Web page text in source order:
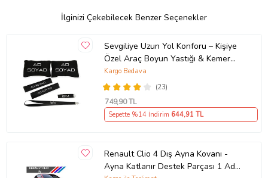
İlginizi Çekebilecek Benzer Seçenekler
Sevgiliye Uzun Yol Konforu – Kişiye
Özel Araç Boyun Yastığı & Kemer
Pedi Hediye Seti
(23)
Kargo Bedava
749,90 TL
Sepette %14 İndirim 644,91 TL
Renault Clio 4 Dış Ayna Kovanı -
Ayna Katlanır Destek Parçası 1 Adet